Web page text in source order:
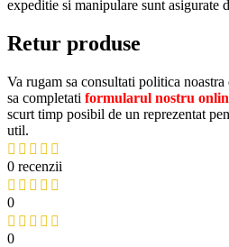
expeditie si manipulare sunt asigurate
Retur produse
Va rugam sa consultati politica noastra
sa completati formularul nostru
scurt timp posibil de un reprezentat
util.
0 recenzii
0
0